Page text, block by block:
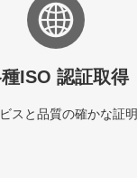
ISO 認証取得
スと品質の確かな証明